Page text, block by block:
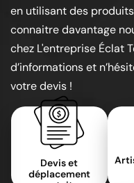
en utilisant des
connaitre davantage
chez L'entreprise Éclat
d’informations et
votre devis !
Devis et
déplacement